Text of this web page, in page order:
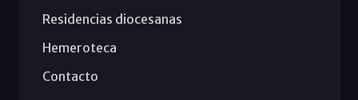
Residencias diocesanas
Hemeroteca
Contacto